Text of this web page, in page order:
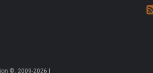
©, 2009-2026 |